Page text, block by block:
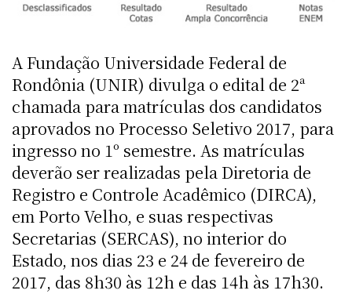
A Fundação Universidade Federal de
Rondônia (UNIR) divulga o edital de 2ª
chamada para matrículas dos candidatos
aprovados no Processo Seletivo 2017, para
ingresso no 1º semestre. As matrículas
deverão ser realizadas pela Diretoria de
Registro e Controle Acadêmico (DIRCA),
em Porto Velho, e suas respectivas
Secretarias (SERCAS), no interior do
Estado, nos dias 23 e 24 de fevereiro de
2017, das 8h30 às 12h e das 14h às 17h30.